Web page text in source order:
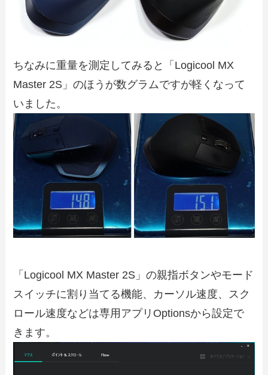
ちなみに重量を測定してみると「Logicool MX
Master 2S」のほうが数グラムですが軽くなって
いました。
「Logicool MX Master 2S」の親指ボタンやモード
スイッチに割り当てる機能、カーソル速度、スク
ロール速度などは専用アプリOptionsから設定で
きます。